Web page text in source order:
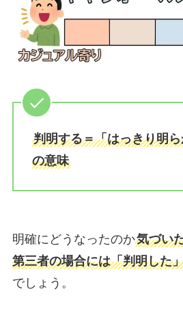
判明する＝「はっきり明
の意味
明確にどうなったのか気づい
第三者の場合には「判明した
でしょう。